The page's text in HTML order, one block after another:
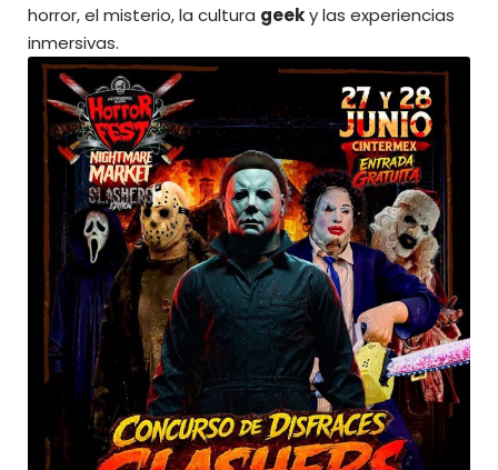
horror, el misterio, la cultura geeky las experiencias
inmersivas.